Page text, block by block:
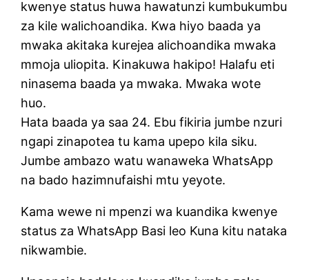
kwenye status huwa hawatunzi kumbukumbu
za kile walichoandika. Kwa hiyo baada ya
mwaka akitaka kurejea alichoandika mwaka
mmoja uliopita. Kinakuwa hakipo! Halafu eti
ninasema baada ya mwaka. Mwaka wote
huo.
Hata baada ya saa 24. Ebu fikiria jumbe nzuri
ngapi zinapotea tu kama upepo kila siku.
Jumbe ambazo watu wanaweka WhatsApp
na bado hazimnufaishi mtu yeyote.
Kama wewe ni mpenzi wa kuandika kwenye
status za WhatsApp Basi leo Kuna kitu nataka
nikwambie.